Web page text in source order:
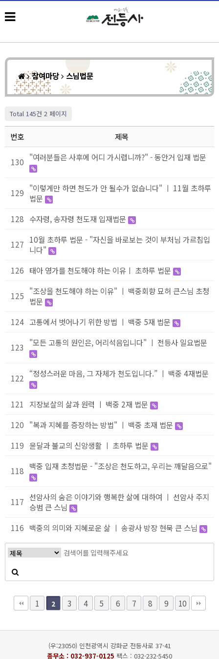
참여마당 스님법문
Total 145건 2 페이지
번호 제목
130 "여러분들은 사후에 어디 가시렵니까?" - 동안거 입재 법문
129 "이렇게만 하면 천도가 안 될수가 없습니다" ㅣ 11월 초하루
법문
128 수자령, 송자령 천도재 입재법문
127 10월 초하루 법문 - "자신을 바로보는 것이 부처님 가르침입
니다"
126 태아 영가를 천도해야 하는 이유ㅣ 초하루 법문
125 "조상을 천도해야 하는 이유" ㅣ 백중회향 묘허 큰스님 초청
법문
124 고통에서 벗어나기 위한 방법 ㅣ 백중 5재 법문
123 "모든 고통의 원인은, 어리석음입니다" ㅣ 전등사 일요법문
122 “정성스러운 마음, 그 자체가 천도입니다.” ㅣ 백중 4재법문
121
지장보살의 삶과 원력 ㅣ 백중 2재 법문
120 "복과 지혜를 증장하는 방법" ㅣ 백중 초재 법문
119 윤달과 불교의 신앙생활 ㅣ 초하루 법문
118 백중 입재 초청법문 - "조상은 천도하고, 우리는 깨달음으로"
117 선암사의 숨은 이야기와 행복한 삶에 대하여 ㅣ 선암사 주지
승범 큰 스님
116 백중의 의미와 지혜로운 삶 ㅣ 송광사 방장 현묵 큰 스님
1 2 3 4 5 6 7 8 9 10
(우:23050) 인천광역시 강화군 전등사로 37-41
종무소 : 032-937-0125 팩스 : 032-232-5450